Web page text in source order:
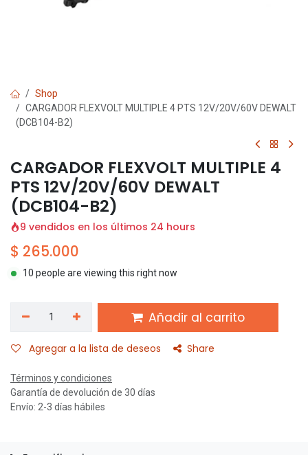
Shop
CARGADOR FLEXVOLT MULTIPLE 4 PTS 12V/20V/60V DEWALT
(DCB104-B2)
CARGADOR FLEXVOLT MULTIPLE 4
PTS 12V/20V/60V DEWALT
(DCB104-B2)
9 vendidos en los últimos 24 hours
$ 265.000
10 people are viewing this right now
Añadir al carrito
Agregar a la lista de deseos Share
Términos y condiciones
Garantía de devolución de 30 días
Envío: 2-3 días hábiles